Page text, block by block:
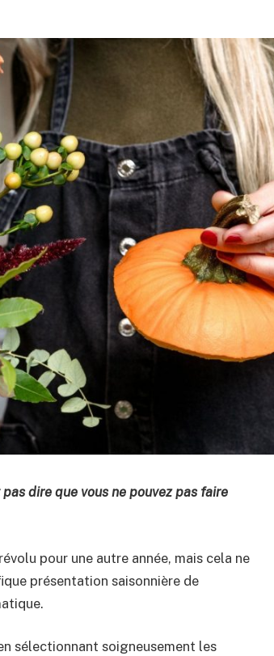
dire que vous ne pouvez pas faire
pour une autre année, mais cela ne
présentation saisonnière de
sélectionnant soigneusement les